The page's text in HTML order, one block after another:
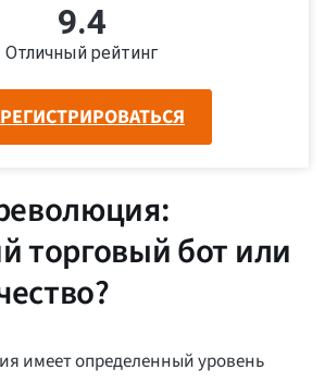
9.4
Отличный рейтинг
торговый бот или
имеет определенный уровень